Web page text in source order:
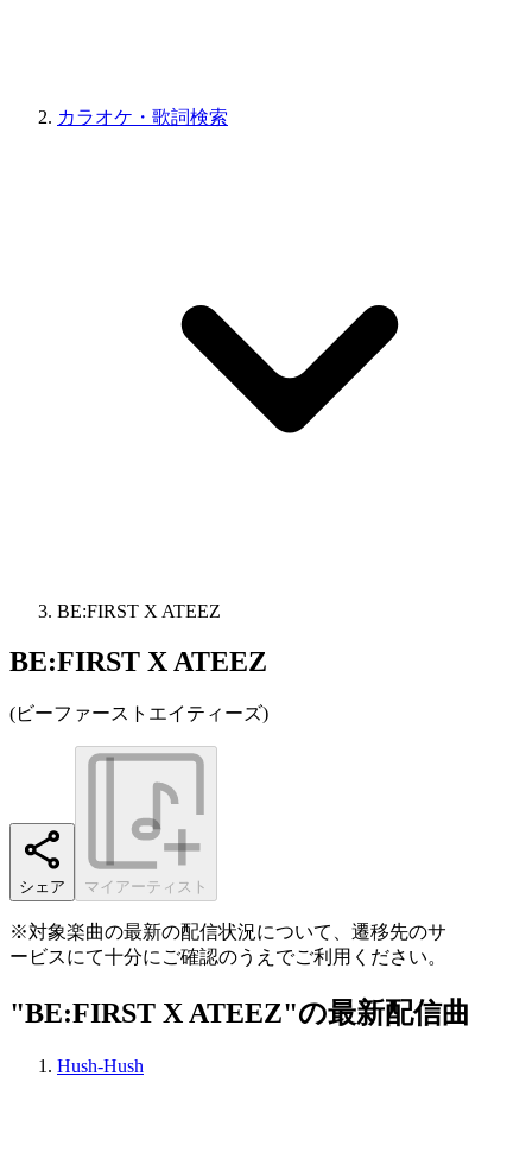
カラオケ・歌詞検索
BE:FIRST X ATEEZ
BE:FIRST X ATEEZ
(ビーファーストエイティーズ)
シェア マイアーティスト
※対象楽曲の最新の配信状況について、遷移先のサ
ービスにて十分にご確認のうえでご利用ください。
"BE:FIRST X ATEEZ"の最新配信曲
Hush-Hush